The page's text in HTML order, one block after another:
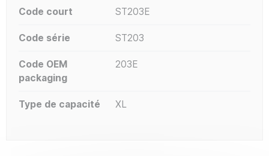
Code court ST203E
Code série ST203
Code OEM
packaging
203E
Type de capacité XL